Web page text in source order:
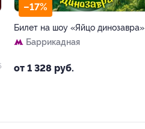
–17%
Билет на шоу «Яйцо динозавра»
Баррикадная
от 1 328 руб.